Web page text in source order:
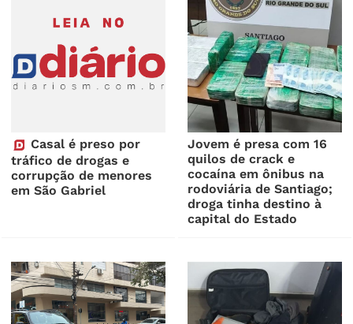
Casal é preso por
tráfico de drogas e
corrupção de menores
em São Gabriel
Jovem é presa com 16
quilos de crack e
cocaína em ônibus na
rodoviária de Santiago;
droga tinha destino à
capital do Estado